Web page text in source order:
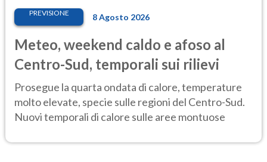
PREVISIONE 8 Agosto 2026
Meteo, weekend caldo e afoso al
Centro-Sud, temporali sui rilievi
Prosegue la quarta ondata di calore, temperature
molto elevate, specie sulle regioni del Centro-Sud.
Nuovi temporali di calore sulle aree montuose